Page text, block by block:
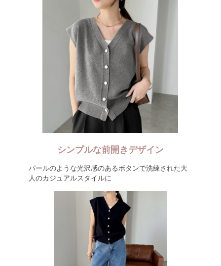
シンプルな前開きデザイン
パールのような光沢感のあるボタンで洗練された大
人のカジュアルスタイルに